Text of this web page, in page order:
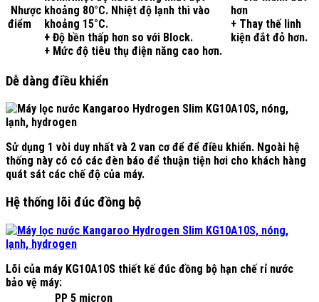
Nhược
điểm
khoảng 80°C. Nhiệt độ lạnh thì vào
khoảng 15°C.
+ Độ bền thấp hơn so với Block.
+ Mức độ tiêu thụ điện năng cao hơn.
hơn
+ Thay thế linh
kiện đắt đỏ hơn.
Dễ dàng điều khiển
Sử dụng 1 vòi duy nhất và 2 van cơ để để điều khiển. Ngoài hệ
thống này có có các đèn báo để thuận tiện hơi cho khách hàng
quát sát các chế độ của máy.
Hệ thống lõi đúc đồng bộ
Lõi của máy KG10A10S thiết kế đúc đồng bộ hạn chế rỉ nước
bảo vệ máy:
PP 5 micron